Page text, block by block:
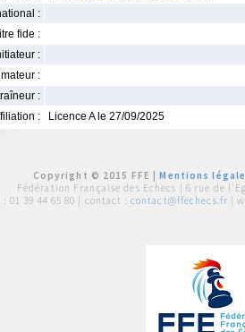
:
fide :
:
:
:
:
Licence A le 27/09/2025
Copyright © 2015 FFE |Mentions
Fédération Française des Echecs | 6 rue de
: 01 39 44 65 80 | contact : contact@ffechecs.fr |